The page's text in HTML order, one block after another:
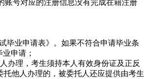
账号对应的注册信息没有完成在籍注册
毕业申请表》。如果不符合申请毕业条
申请；
办理，考生须持本人有效身份证及正反
他人办理的，被委托人还应提供由考生